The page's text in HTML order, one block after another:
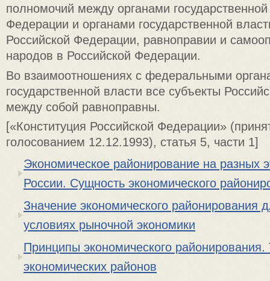
полномочий между органами
Федерации и органами государственной
Российской Федерации, равноправии и
народов в Российской Федерации.
Во взаимоотношениях с федеральными
государственной власти все субъекты
между собой равноправны.
[«Конституция Российской Федерации»
голосованием 12.12.1993), статья 5, части 1]
Экономическое районирование на разных
России. Сущность экономического
Значение экономического районирования
условиях рыночной экономики
Принципы экономического
экономических районов